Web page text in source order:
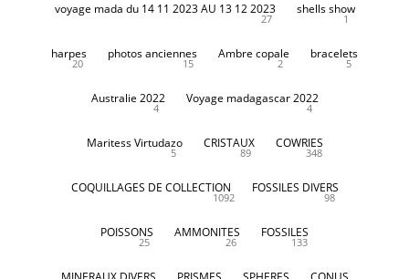
voyage mada du 14 11 2023 AU 13 12 2023
27
shells show
1
harpes
20
photos anciennes
15
Ambre copale
2
bracelets
5
Australie 2022
4
Voyage madagascar 2022
4
Maritess Virtudazo
5
CRISTAUX
89
COWRIES
348
COQUILLAGES DE COLLECTION
1092
FOSSILES DIVERS
98
POISSONS
25
AMMONITES
26
FOSSILES
133